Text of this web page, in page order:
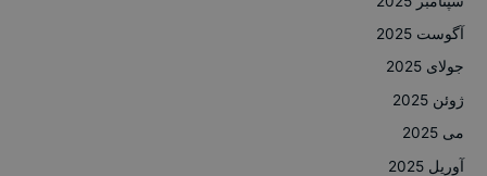
آگوست 2025
جولای 2025
ژوئن 2025
می 2025
آوریل 2025